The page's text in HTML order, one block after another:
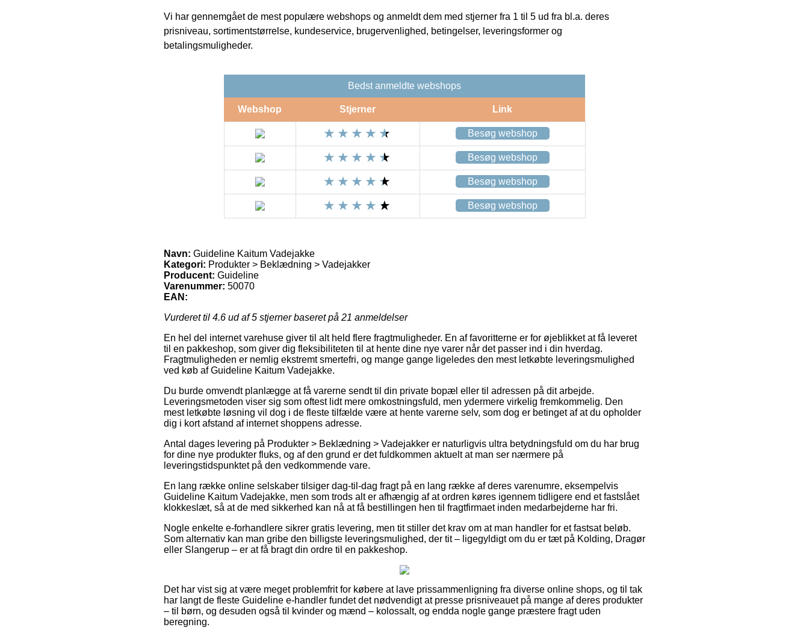
Vi har gennemgået de mest populære webshops og anmeldt dem med stjerner fra 1 til 5 ud fra bl.a. deres
prisniveau, sortimentstørrelse, kundeservice, brugervenlighed, betingelser, leveringsformer og
betalingsmuligheder.
Bedst anmeldte webshops
Webshop Stjerner Link
Besøg webshop
Besøg webshop
Besøg webshop
Besøg webshop
Navn: Guideline Kaitum Vadejakke
Kategori: Produkter > Beklædning > Vadejakker
Producent: Guideline
Varenummer: 50070
EAN:
Vurderet til 4.6 ud af 5 stjerner baseret på 21 anmeldelser
En hel del internet varehuse giver til alt held flere fragtmuligheder. En af favoritterne er for øjeblikket at få leveret
til en pakkeshop, som giver dig fleksibiliteten til at hente dine nye varer når det passer ind i din hverdag.
Fragtmuligheden er nemlig ekstremt smertefri, og mange gange ligeledes den mest letkøbte leveringsmulighed
ved køb af Guideline Kaitum Vadejakke.
Du burde omvendt planlægge at få varerne sendt til din private bopæl eller til adressen på dit arbejde.
Leveringsmetoden viser sig som oftest lidt mere omkostningsfuld, men ydermere virkelig fremkommelig. Den
mest letkøbte løsning vil dog i de fleste tilfælde være at hente varerne selv, som dog er betinget af at du opholder
dig i kort afstand af internet shoppens adresse.
Antal dages levering på Produkter > Beklædning > Vadejakker er naturligvis ultra betydningsfuld om du har brug
for dine nye produkter fluks, og af den grund er det fuldkommen aktuelt at man ser nærmere på
leveringstidspunktet på den vedkommende vare.
En lang række online selskaber tilsiger dag-til-dag fragt på en lang række af deres varenumre, eksempelvis
Guideline Kaitum Vadejakke, men som trods alt er afhængig af at ordren køres igennem tidligere end et fastslået
klokkeslæt, så at de med sikkerhed kan nå at få bestillingen hen til fragtfirmaet inden medarbejderne har fri.
Nogle enkelte e-forhandlere sikrer gratis levering, men tit stiller det krav om at man handler for et fastsat beløb.
Som alternativ kan man gribe den billigste leveringsmulighed, der tit – ligegyldigt om du er tæt på Kolding, Dragør
eller Slangerup – er at få bragt din ordre til en pakkeshop.
Det har vist sig at være meget problemfrit for købere at lave prissammenligning fra diverse online shops, og til tak
har langt de fleste Guideline e-handler fundet det nødvendigt at presse prisniveauet på mange af deres produkter
– til børn, og desuden også til kvinder og mænd – kolossalt, og endda nogle gange præstere fragt uden
beregning.